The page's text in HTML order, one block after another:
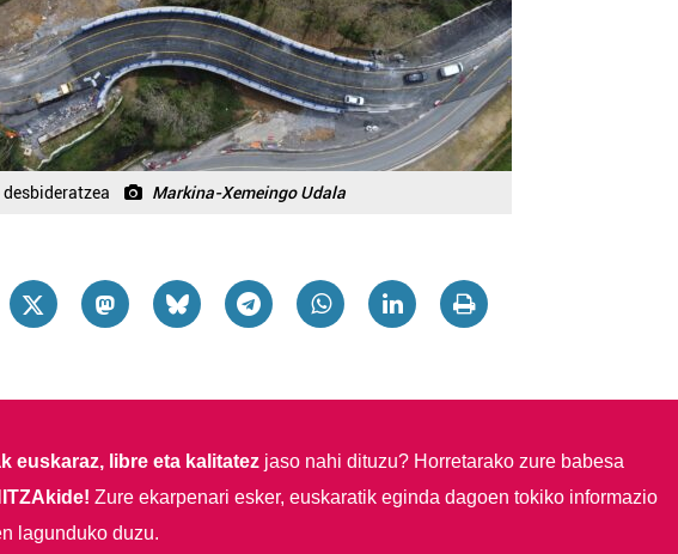
desbideratzea Markina-Xemeingo Udala
euskaraz, libre eta kalitatezjaso nahi dituzu? Horretarako zure babesa
Zure ekarpenari esker, euskaratik eginda dagoen tokiko informazio
lagunduko duzu.